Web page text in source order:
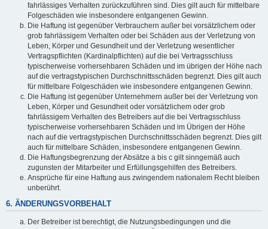
fahrlässiges Verhalten zurückzuführen sind. Dies gilt auch für mittelbare
Folgeschäden wie insbesondere entgangenen Gewinn.
Die Haftung ist gegenüber Verbrauchern außer bei vorsätzlichem oder
grob fahrlässigem Verhalten oder bei Schäden aus der Verletzung von
Leben, Körper und Gesundheit und der Verletzung wesentlicher
Vertragspflichten (Kardinalpflichten) auf die bei Vertragsschluss
typischerweise vorhersehbaren Schäden und im übrigen der Höhe nach
auf die vertragstypischen Durchschnittsschäden begrenzt. Dies gilt auch
für mittelbare Folgeschäden wie insbesondere entgangenen Gewinn.
Die Haftung ist gegenüber Unternehmern außer bei der Verletzung von
Leben, Körper und Gesundheit oder vorsätzlichem oder grob
fahrlässigem Verhalten des Betreibers auf die bei Vertragsschluss
typischerweise vorhersehbaren Schäden und im Übrigen der Höhe
nach auf die vertragstypischen Durchschnittsschäden begrenzt. Dies gilt
auch für mittelbare Schäden, insbesondere entgangenen Gewinn.
Die Haftungsbegrenzung der Absätze a bis c gilt sinngemäß auch
zugunsten der Mitarbeiter und Erfüllungsgehilfen des Betreibers.
Ansprüche für eine Haftung aus zwingendem nationalem Recht bleiben
unberührt.
6. ÄNDERUNGSVORBEHALT
Der Betreiber ist berechtigt, die Nutzungsbedingungen und die